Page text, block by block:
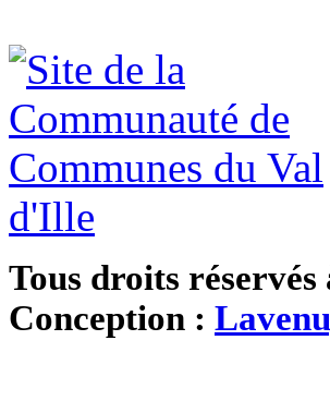
Tous droits
Conception :